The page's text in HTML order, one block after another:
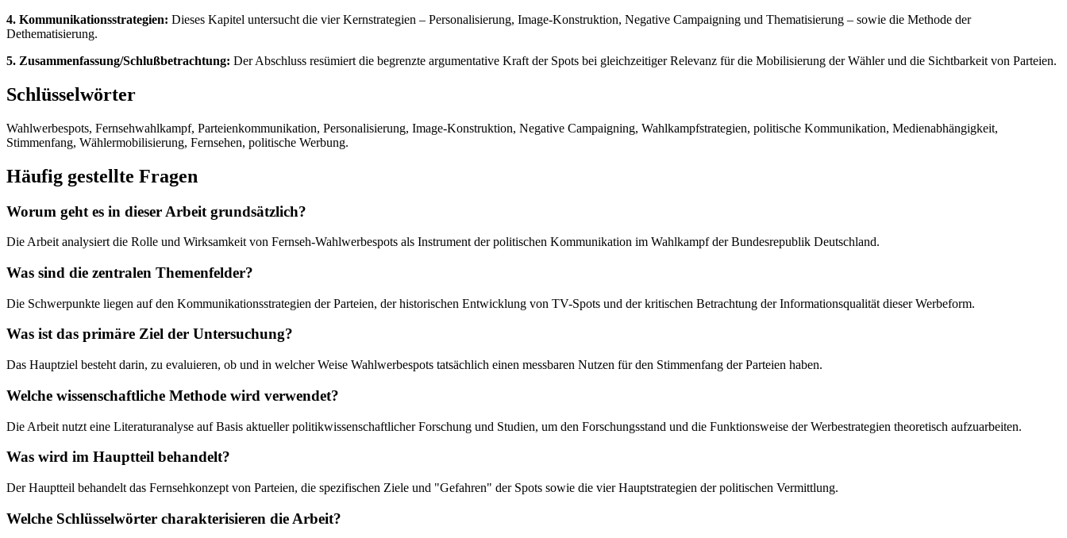
4. Kommunikationsstrategien: Dieses Kapitel untersucht die vier Kernstrategien – Personalisierung, Image-Konstruktion, Negative Campaigning und Thematisierung – sowie die Methode der
Dethematisierung.
5. Zusammenfassung/Schlußbetrachtung: Der Abschluss resümiert die begrenzte argumentative Kraft der Spots bei gleichzeitiger Relevanz für die Mobilisierung der Wähler und die Sichtbarkeit von Parteien.
Schlüsselwörter
Wahlwerbespots, Fernsehwahlkampf, Parteienkommunikation, Personalisierung, Image-Konstruktion, Negative Campaigning, Wahlkampfstrategien, politische Kommunikation, Medienabhängigkeit,
Stimmenfang, Wählermobilisierung, Fernsehen, politische Werbung.
Häufig gestellte Fragen
Worum geht es in dieser Arbeit grundsätzlich?
Die Arbeit analysiert die Rolle und Wirksamkeit von Fernseh-Wahlwerbespots als Instrument der politischen Kommunikation im Wahlkampf der Bundesrepublik Deutschland.
Was sind die zentralen Themenfelder?
Die Schwerpunkte liegen auf den Kommunikationsstrategien der Parteien, der historischen Entwicklung von TV-Spots und der kritischen Betrachtung der Informationsqualität dieser Werbeform.
Was ist das primäre Ziel der Untersuchung?
Das Hauptziel besteht darin, zu evaluieren, ob und in welcher Weise Wahlwerbespots tatsächlich einen messbaren Nutzen für den Stimmenfang der Parteien haben.
Welche wissenschaftliche Methode wird verwendet?
Die Arbeit nutzt eine Literaturanalyse auf Basis aktueller politikwissenschaftlicher Forschung und Studien, um den Forschungsstand und die Funktionsweise der Werbestrategien theoretisch aufzuarbeiten.
Was wird im Hauptteil behandelt?
Der Hauptteil behandelt das Fernsehkonzept von Parteien, die spezifischen Ziele und "Gefahren" der Spots sowie die vier Hauptstrategien der politischen Vermittlung.
Welche Schlüsselwörter charakterisieren die Arbeit?